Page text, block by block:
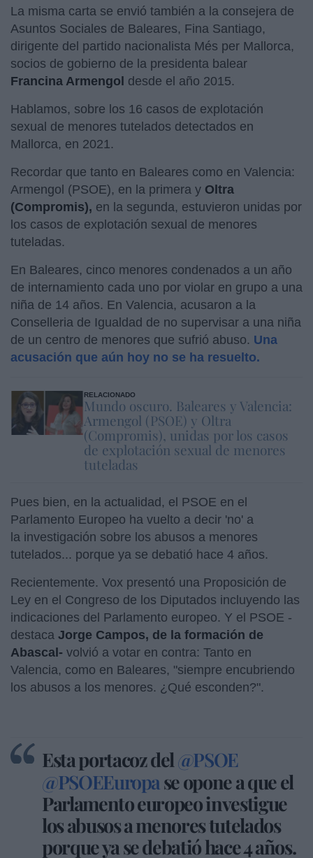
La misma carta se envió también a la consejera de
Asuntos Sociales de Baleares, Fina Santiago,
dirigente del partido nacionalista Més per Mallorca,
socios de gobierno de la presidenta balear
Francina Armengol desde el año 2015.
Hablamos, sobre los 16 casos de explotación
sexual de menores tutelados detectados en
Mallorca, en 2021.
Recordar que tanto en Baleares como en Valencia:
Armengol (PSOE), en la primera y Oltra
(Compromis), en la segunda, estuvieron unidas por
los casos de explotación sexual de menores
tuteladas.
En Baleares, cinco menores condenados a un año
de internamiento cada uno por violar en grupo a una
niña de 14 años. En Valencia, acusaron a la
Conselleria de Igualdad de no supervisar a una niña
de un centro de menores que sufrió abuso. Una
acusación que aún hoy no se ha resuelto.
RELACIONADO
Mundo oscuro. Baleares y Valencia:
Armengol (PSOE) y Oltra
(Compromis), unidas por los casos
de explotación sexual de menores
tuteladas
Pues bien, en la actualidad, el PSOE en el
Parlamento Europeo ha vuelto a decir 'no' a
la investigación sobre los abusos a menores
tutelados... porque ya se debatió hace 4 años.
Recientemente. Vox presentó una Proposición de
Ley en el Congreso de los Diputados incluyendo las
indicaciones del Parlamento europeo. Y el PSOE -
destaca Jorge Campos, de la formación de
Abascal- volvió a votar en contra: Tanto en
Valencia, como en Baleares, "siempre encubriendo
los abusos a los menores. ¿Qué esconden?".
Esta portacoz del@PSOE
@PSOEEuropase opone a que el
Parlamento europeo investigue
los abusos a menores tutelados
porque ya se debatió hace 4 años.